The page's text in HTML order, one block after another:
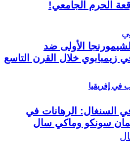
في إفريقيا
الحرم الجامعي!
الأولى ضد
زيمبابوي خلال القرن التاسع
في السنغال: الرهانات في
سونكو وماكي سال